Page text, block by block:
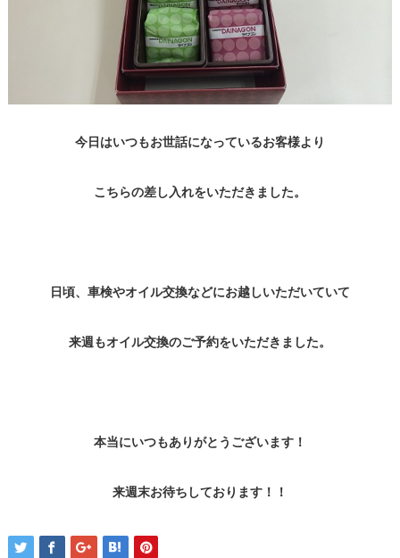
今日はいつもお世話になっているお客様より
こちらの差し入れをいただきました。
日頃、車検やオイル交換などにお越しいただいていて
来週もオイル交換のご予約をいただきました。
本当にいつもありがとうございます！
来週末お待ちしております！！